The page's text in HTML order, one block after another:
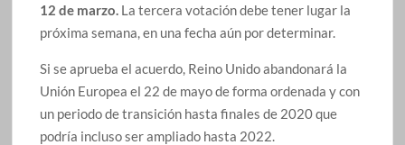
12 de marzo. La tercera votación debe tener lugar la
próxima semana, en una fecha aún por determinar.
Si se aprueba el acuerdo, Reino Unido abandonará la
Unión Europea el 22 de mayo de forma ordenada y con
un periodo de transición hasta finales de 2020 que
podría incluso ser ampliado hasta 2022.